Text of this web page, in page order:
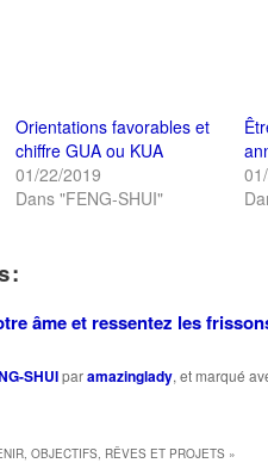
Orientations favorables et
chiffre GUA ou KUA
01/22/2019
Dans "FENG-SHUI"
âme et ressentez les
SHUIparamazinglady, et marqué
OBJECTIFS, RÊVES ET PROJETS»